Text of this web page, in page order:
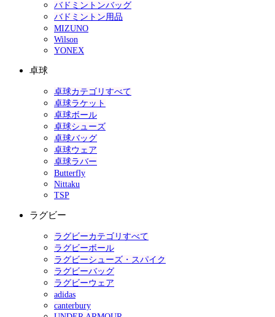
バドミントンバッグ
バドミントン用品
MIZUNO
Wilson
YONEX
卓球
卓球カテゴリすべて
卓球ラケット
卓球ボール
卓球シューズ
卓球バッグ
卓球ウェア
卓球ラバー
Butterfly
Nittaku
TSP
ラグビー
ラグビーカテゴリすべて
ラグビーボール
ラグビーシューズ・スパイク
ラグビーバッグ
ラグビーウェア
adidas
canterbury